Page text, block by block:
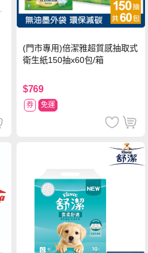
(門市專用)倍潔雅超質感抽取式
衛生紙150抽x60包/箱
$769
券 免運